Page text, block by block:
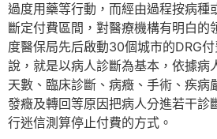
過度用藥等行動，而經由過程按病種
斷定付費區間，對醫療機構有明白的
度醫保局先后啟動30個城市的DRG
說，就是以病人診斷為基本，依據病
天數、臨床診斷、病癥、手術、疾病
發癥及轉回等原因把病人分進若干診
行迷信測算停止付費的方式。